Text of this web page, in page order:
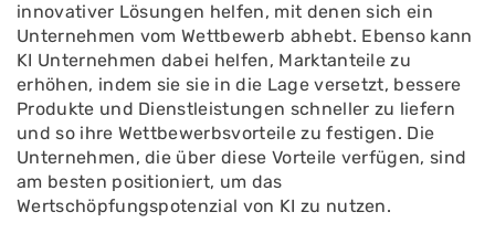
innovativer Lösungen helfen, mit denen sich ein
Unternehmen vom Wettbewerb abhebt. Ebenso kann
KI Unternehmen dabei helfen, Marktanteile zu
erhöhen, indem sie sie in die Lage versetzt, bessere
Produkte und Dienstleistungen schneller zu liefern
und so ihre Wettbewerbsvorteile zu festigen. Die
Unternehmen, die über diese Vorteile verfügen, sind
am besten positioniert, um das
Wertschöpfungspotenzial von KI zu nutzen.